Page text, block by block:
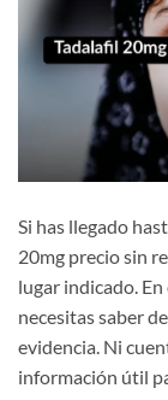
Si has llegado
20mg precio sin
lugar indicado.
necesitas saber
evidencia. Ni
información útil